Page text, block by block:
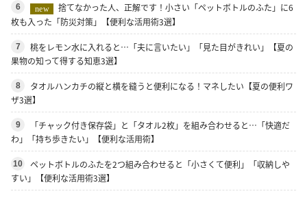
6 new
捨てなかった人、正解です！小さい「ペットボトルのふた」に6
枚も入った「防災対策」【便利な活用術3選】
7
桃をレモン水に入れると…「夫に言いたい」「見た目がきれい」【夏の
果物の知って得する知恵3選】
8
タオルハンカチの縦と横を縫うと便利になる！マネしたい【夏の便利ワ
ザ3選】
9
「チャック付き保存袋」と「タオル2枚」を組み合わせると…「快適だ
わ」「持ち歩きたい」【便利な活用術】
10
ペットボトルのふたを2つ組み合わせると「小さくて便利」「収納しや
すい」【便利な活用術3選】